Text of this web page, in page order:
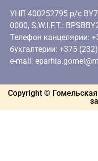
УНП 400252795 р/с
0000, S.W.I.F.T.:
Телефон канцелярии:
бухгалтерии: +375
e-mail:
Copyright ©